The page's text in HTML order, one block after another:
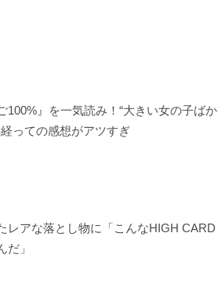
100%』を一気読み！“大きい女の子ばか
っての感想がアツすぎ
レアな落とし物に「こんなHIGH CARD
」